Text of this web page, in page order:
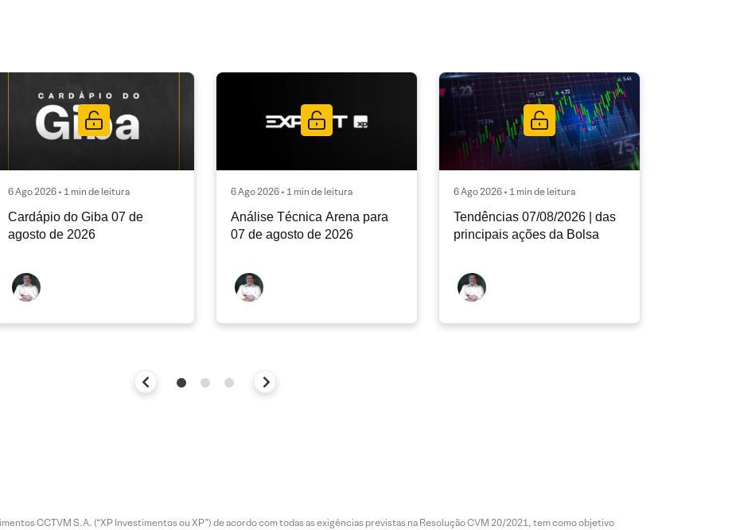
6 Ago 2026 • 1 min de leitura
Cardápio do Giba 07 de
agosto de 2026
6 Ago 2026 • 1 min de leitura
Análise Técnica Arena para
07 de agosto de 2026
6 Ago 2026 • 1 min de leitura
Tendências 07/08/2026 | das
principais ações da Bolsa
CCTVM S.A. (“XP Investimentos ou XP”) de acordo com todas as exigências previstas na Resolução CVM 20/2021, tem como objetivo